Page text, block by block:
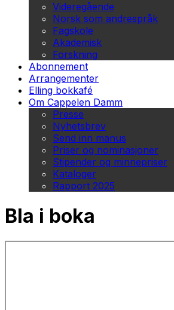
Videregående
Norsk som andrespråk
Fagskole
Akademisk
Forskning
Abonnement
Arrangementer
Elling bokkafé
Om Cappelen Damm
Presse
Nyhetsbrev
Send inn manus
Priser og nominasjoner
Stipender og minnepriser
Kataloger
Rapport 2025
Bla i boka